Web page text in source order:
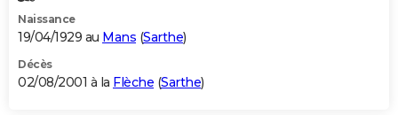
Naissance
19/04/1929 au Mans (Sarthe)
Décès
02/08/2001 à la Flèche (Sarthe)